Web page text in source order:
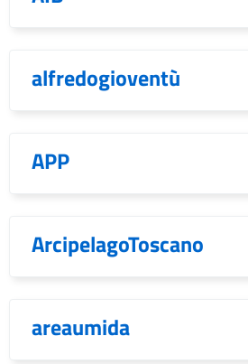
alfredogioventù
APP
ArcipelagoToscano
areaumida